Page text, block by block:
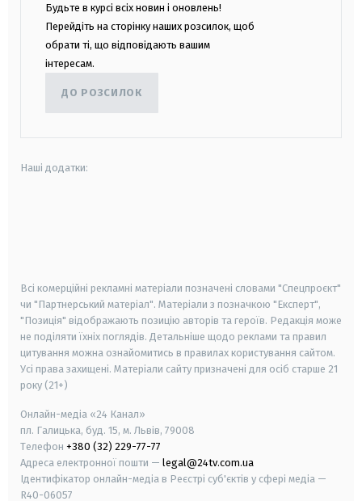
Будьте в курсі всіх новин і оновлень!
Перейдіть на сторінку наших розсилок, щоб
обрати ті, що відповідають вашим
інтересам.
ДО РОЗСИЛОК
Наші додатки:
Всі комерційні рекламні матеріали позначені словами "Спецпроєкт"
чи "Партнерський матеріал". Матеріали з позначкою "Експерт",
"Позиція" відображають позицію авторів та героїв. Редакція може
не поділяти їхніх поглядів. Детальніше щодо реклами та правил
цитування можна ознайомитись в правилах користування сайтом.
Усі права захищені. Матеріали сайту призначені для осіб старше 21
року (21+)
Онлайн-медіа «24 Канал»
пл. Галицька, буд. 15, м. Львів, 79008
Телефон +380 (32) 229-77-77
Адреса електронної пошти — legal@24tv.com.ua
Ідентифікатор онлайн-медіа в Реєстрі суб'єктів у сфері медіа —
R40-06057